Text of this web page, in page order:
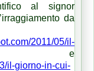
al signor
da
2011/05/il-
il-giorno-in-cui-